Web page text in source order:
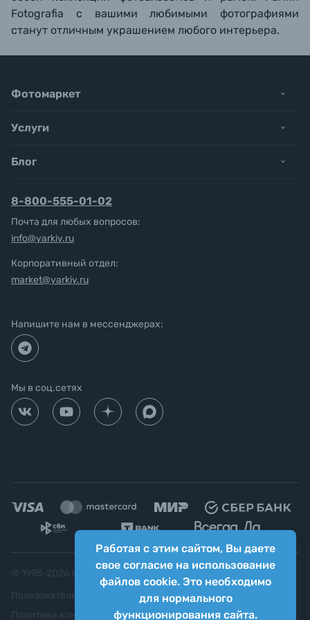
Fotografia с вашими любимыми фотографиями
станут отличным украшением любого интерьера.
Работая с этим сайтом, Вы даете
свое согласие на использование
файлов cookie. Это необходимо
для нормального
функционирования сайта.
Фотомаркет
Услуги
Блог
8-800-555-01-02
Почта для любых вопросов:
info@yarkiy.ru
Корпоративный отдел:
market@yarkiy.ru
Напишите нам в мессенджерах:
Мы в соц.сетях
Яркий фотомаркет ("Яркий Мир")
Пользовательское соглашение
Политика конфиденциальности